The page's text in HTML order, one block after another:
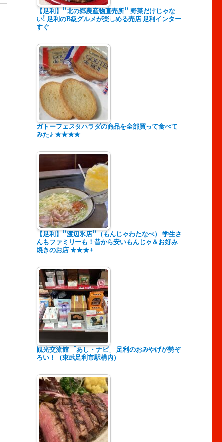
【足利】”北の郷農産物直売所” 野菜だけじゃな
い! 足利のB級グルメが楽しめる売店 足利インター
すぐ
ガトーフェスタハラダの商品を全部買って食べて
みた♪ ★★★★
【足利】”渡辺氷店”（もんじゃわたなべ） 学生さ
んもファミリーも！昔から安いもんじゃ＆お好み
焼きのお店 ★★★+
観光交流館 「あし・ナビ」 足利のおみやげが勢ぞ
ろい！（東武足利市駅構内）